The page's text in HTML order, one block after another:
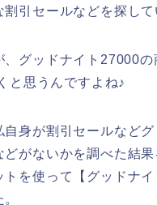
引セールなどを探して
グッドナイト27000
と思うんですよね♪
身が割引セールなど
がないかを調べた結
を使って【グッドナ